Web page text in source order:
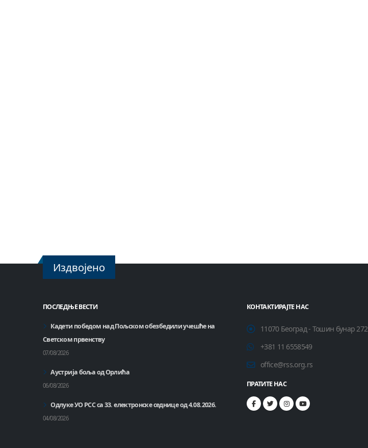
Издвојено
ПОСЛЕДЊЕ ВЕСТИ
Кадети победом над Пољском обезбедили учешће на
Светском првенству
07/08/2026
Аустрија боља од Орлића
06/08/2026
Одлуке УО РСС са 33. електронске седнице од 4.08.2026.
04/08/2026
КОНТАКТИРАЈТЕ НАС
11070 Београд - Тошин бунар 272
+381 11 6558549
office@rss.org.rs
ПРАТИТЕ НАС